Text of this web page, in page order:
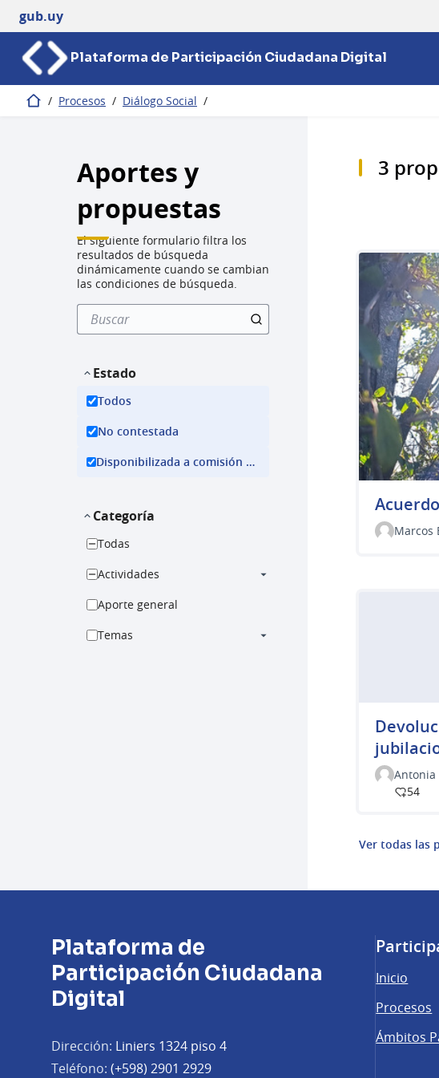
gub.uy
Plataforma de Participación Ciudadana Digital
Inicio / Procesos / Diálogo Social /
Aportes y
propuestas
El siguiente formulario filtra los
resultados de búsqueda
dinámicamente cuando se cambian
las condiciones de búsqueda.
Estado
Todos
No contestada
Disponibilizada a comisión ejecutiva
Categoría
Todas
Actividades
Aporte general
Temas
3
Marcos
Antonia
54
Ver todas las
Plataforma de
Participación Ciudadana
Digital
Dirección: Liniers 1324 piso 4
Teléfono: (+598) 2901 2929
Inicio
Procesos
Ámbitos